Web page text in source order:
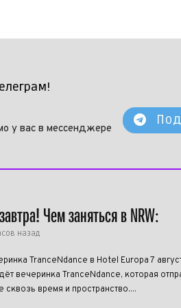
у вас в мессенджере
Чем заняться в NRW:
назад
TranceNdance в Hotel Europa 7
вечеринка TranceNdance, которая
сквозь время и пространство....